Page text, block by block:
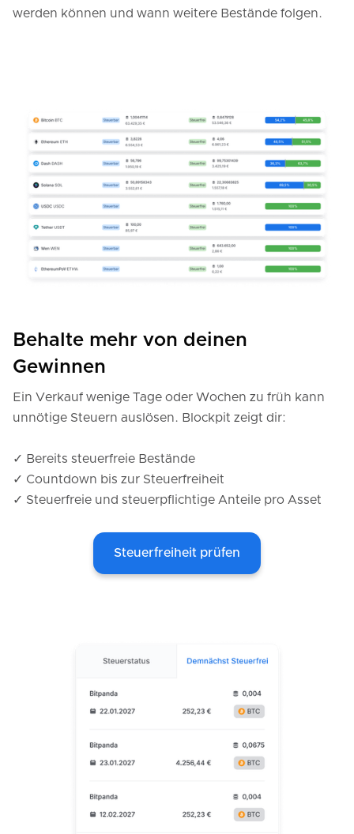
werden können und wann weitere Bestände folgen.
Behalte mehr von deinen
Gewinnen
Ein Verkauf wenige Tage oder Wochen zu früh kann
unnötige Steuern auslösen. Blockpit zeigt dir:
✓ Bereits steuerfreie Bestände
✓ Countdown bis zur Steuerfreiheit
✓ Steuerfreie und steuerpflichtige Anteile pro Asset
Steuerfreiheit prüfen